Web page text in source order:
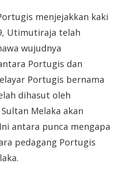
menjejakkan kaki
Utimutiraja telah
wujudnya
Portugis dan
Portugis bernama
dihasut oleh
Melaka akan
antara punca mengapa
pedagang Portugis